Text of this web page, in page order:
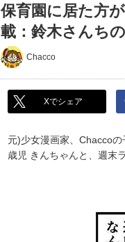
保育園に居た方
載：鈴木さんちの
Chacco
Xでシェア
元)少女漫画家、Chacco
歳児 きんちゃんと、週末